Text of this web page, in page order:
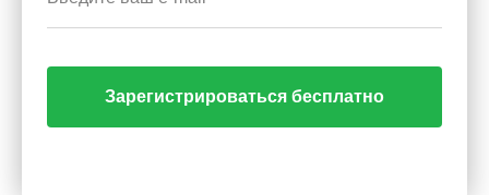
Зарегистрироваться бесплатно